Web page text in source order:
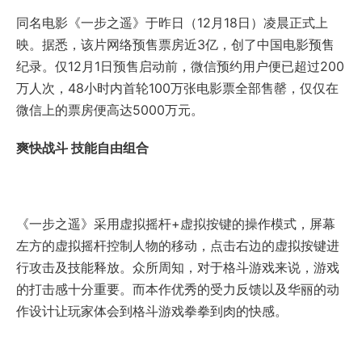
同名电影《一步之遥》于昨日（12月18日）凌晨正式上
映。据悉，该片网络预售票房近3亿，创了中国电影预售
纪录。仅12月1日预售启动前，微信预约用户便已超过200
万人次，48小时内首轮100万张电影票全部售罄，仅仅在
微信上的票房便高达5000万元。
爽快战斗 技能自由组合
《一步之遥》采用虚拟摇杆+虚拟按键的操作模式，屏幕
左方的虚拟摇杆控制人物的移动，点击右边的虚拟按键进
行攻击及技能释放。众所周知，对于格斗游戏来说，游戏
的打击感十分重要。而本作优秀的受力反馈以及华丽的动
作设计让玩家体会到格斗游戏拳拳到肉的快感。